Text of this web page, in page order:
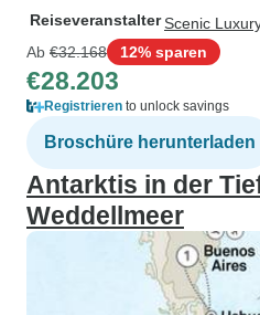
ReiseveranstalterScenic
Ab €32.168 12% sparen
€28.203
Registrieren to unlock savings
Broschüre herunterladen
Antarktis in der
Weddellmeer